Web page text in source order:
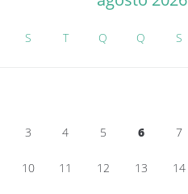
S T Q Q S
3 4 5 6 7
10 11 12 13 14